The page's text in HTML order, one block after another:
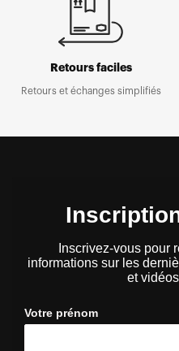
Retours faciles
Retours et échanges simplifiés
Inscrivez-vous pour
informations sur les
et
Votre prénom